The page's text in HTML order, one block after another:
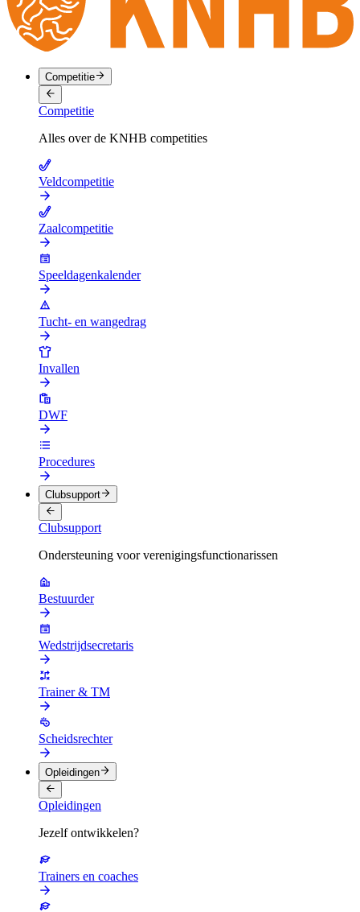
Competitie
Competitie
Alles over de KNHB competities
Veldcompetitie
Zaalcompetitie
Speeldagenkalender
Tucht- en wangedrag
Invallen
DWF
Procedures
Clubsupport
Clubsupport
Ondersteuning voor verenigingsfunctionarissen
Bestuurder
Wedstrijdsecretaris
Trainer & TM
Scheidsrechter
Opleidingen
Opleidingen
Jezelf ontwikkelen?
Trainers en coaches